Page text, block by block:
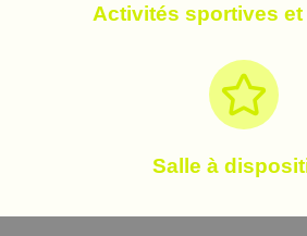
Activités sportives
Salle à